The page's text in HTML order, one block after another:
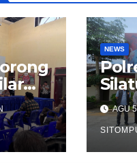
dan
NEWS
dan
AGU